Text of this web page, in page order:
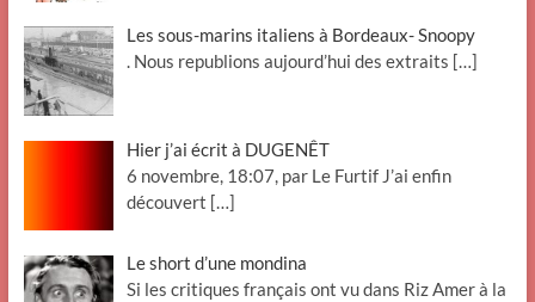
Les sous-marins italiens à Bordeaux- Snoopy
. Nous republions aujourd’hui des extraits […]
Hier j’ai écrit à DUGENÊT
6 novembre, 18:07, par Le Furtif J’ai enfin
découvert […]
Le short d’une mondina
Si les critiques français ont vu dans Riz Amer à la